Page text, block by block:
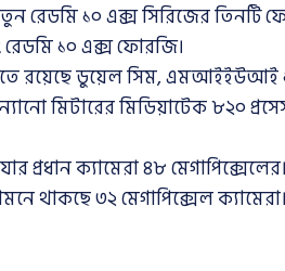
রেডমি ১০ এক্স সিরিজের
১০ এক্স ফোরজি।
রয়েছে ডুয়েল সিম, এমআইইউআই
ন্যানো মিটারের মিডিয়াটেক ৮২০
প্রধান ক্যামেরা ৪৮
থাকছে ৩২ মেগাপিক্সেল